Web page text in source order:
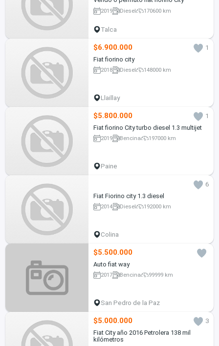
2019 Diesel 170600 km
Talca
$6.900.000
1
Fiat fiorino city
2018 Diesel 148000 km
Llaillay
$5.800.000
1
Fiat fiorino City turbo diesel 1.3 multijet
2019 Bencina 197000 km
Paine
6
Fiat Fiorino city 1.3 diesel
2014 Diesel 192000 km
Colina
$5.500.000
Auto fiat way
2017 Bencina 99999 km
San Pedro de la Paz
$5.000.000
3
Fiat City año 2016 Petrolera 138 mil
kilómetros